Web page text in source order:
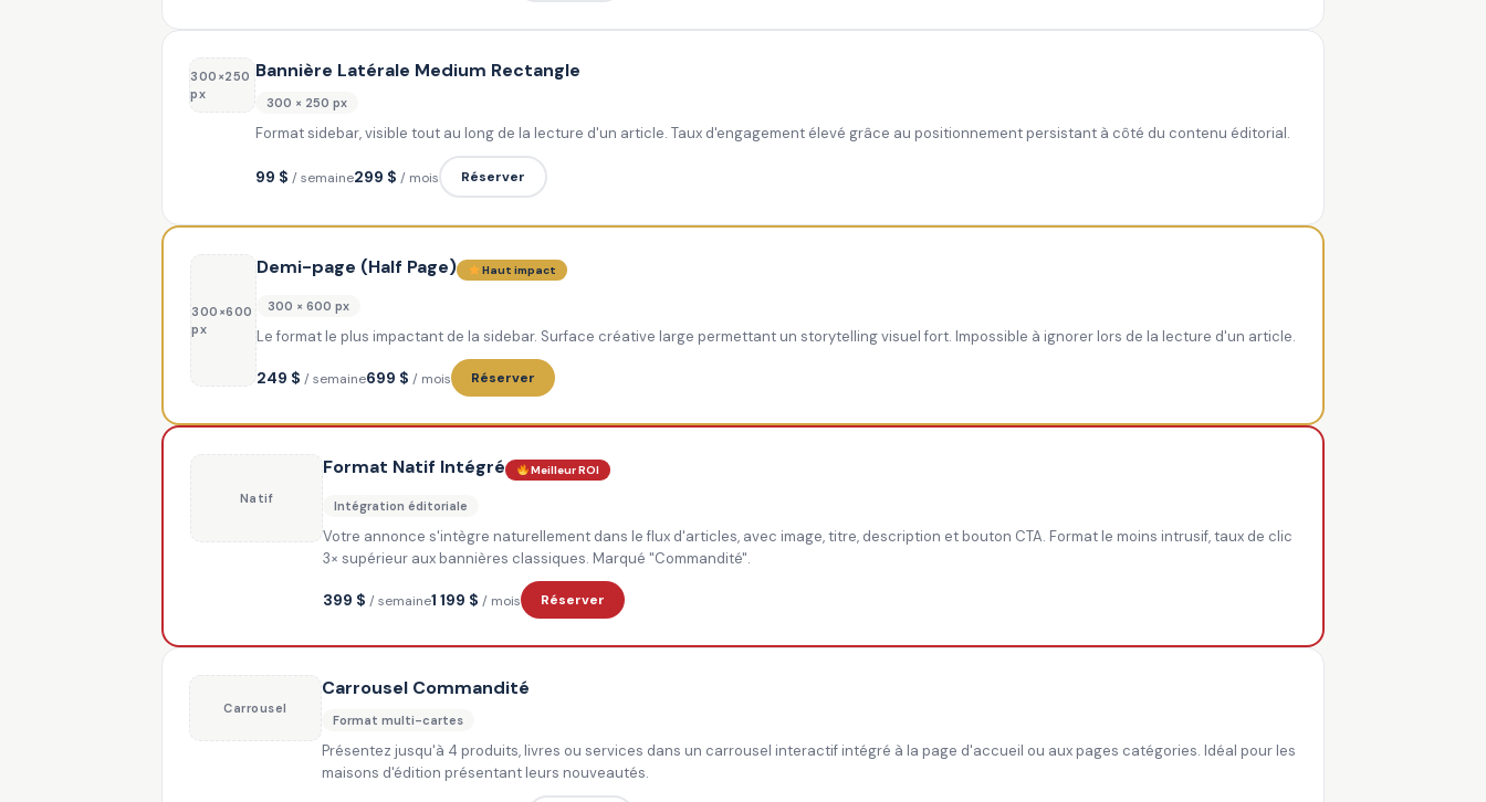
300×250
px
Bannière Latérale Medium Rectangle
300 × 250 px
Format sidebar, visible tout au long de la lecture d'un article. Taux d'engagement élevé grâce au positionnement persistant à côté du contenu éditorial.
99 $ / semaine299 $ / mois Réserver
300×600
px
Demi-page (Half Page) Haut impact
300 × 600 px
Le format le plus impactant de la sidebar. Surface créative large permettant un storytelling visuel fort. Impossible à ignorer lors de la lecture d'un article.
249 $ / semaine699 $ / mois Réserver
Natif
Format Natif Intégré Meilleur ROI
Intégration éditoriale
Votre annonce s'intègre naturellement dans le flux d'articles, avec image, titre, description et bouton CTA. Format le moins intrusif, taux de clic
3× supérieur aux bannières classiques. Marqué "Commandité".
399 $ / semaine1 199 $ / mois Réserver
Carrousel
Carrousel Commandité
Format multi-cartes
Présentez jusqu'à 4 produits, livres ou services dans un carrousel interactif intégré à la page d'accueil ou aux pages catégories. Idéal pour les
maisons d'édition présentant leurs nouveautés.